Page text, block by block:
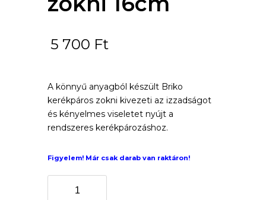
5 700 Ft
A könnyű anyagból készült Briko
kerékpáros zokni kivezeti az izzadságot
és kényelmes viseletet nyújt a
rendszeres kerékpározáshoz.
Figyelem! Már csak darab van raktáron!
uniszex